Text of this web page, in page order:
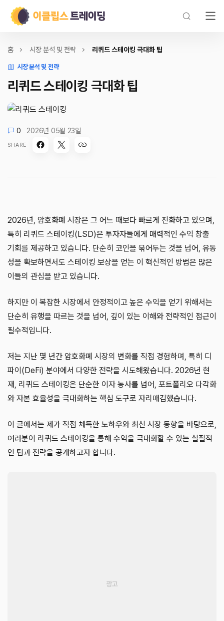
홈 시장 분석 및 전략 리퀴드 스테이킹 극대화 팁
시장 분석 및 전략
리퀴드 스테이킹 극대화 팁
0 2026년 05월 23일
SHARE
2026년, 암호화폐 시장은 그 어느 때보다 빠르게 진화하고 있으며,
특히 리퀴드 스테이킹(LSD)은 투자자들에게 매력적인 수익 창출
기회를 제공하고 있습니다. 단순히 코인을 묶어두는 것을 넘어, 유동
성을 확보하면서도 스테이킹 보상을 얻는 이 혁신적인 방법은 많은
이들의 관심을 받고 있습니다.
하지만 이 복잡한 시장에서 안정적이고 높은 수익을 얻기 위해서는
단순히 유행을 따르는 것을 넘어, 깊이 있는 이해와 전략적인 접근이
필수적입니다.
저는 지난 몇 년간 암호화폐 시장의 변화를 직접 경험하며, 특히 디
파이(DeFi) 분야에서 다양한 전략을 시도해왔습니다. 2026년 현
재, 리퀴드 스테이킹은 단순한 이자 농사를 넘어, 포트폴리오 다각화
와 자본 효율성을 극대화하는 핵심 도구로 자리매김했습니다.
이 글에서는 제가 직접 체득한 노하우와 최신 시장 동향을 바탕으로,
여러분이 리퀴드 스테이킹을 통해 수익을 극대화할 수 있는 실질적
인 팁과 전략을 공개하고자 합니다.